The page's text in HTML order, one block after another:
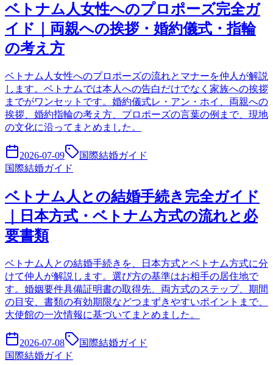
ベトナム人女性へのプロポーズ完全ガ
イド｜両親への挨拶・婚約儀式・指輪
の考え方
ベトナム人女性へのプロポーズの流れとマナーを仲人が解説
します。ベトナムでは本人への告白だけでなく家族への挨拶
までがワンセットです。婚約儀式レ・アン・ホイ、両親への
挨拶、婚約指輪の考え方、プロポーズの言葉の例まで、現地
の文化に沿ってまとめました。
2026-07-09
国際結婚ガイド
国際結婚ガイド
ベトナム人との結婚手続き完全ガイド
｜日本方式・ベトナム方式の流れと必
要書類
ベトナム人との結婚手続きを、日本方式とベトナム方式に分
けて仲人が解説します。選び方の基準はお相手の居住地で
す。婚姻要件具備証明書の取得先、両方式のステップ、期間
の目安、書類の有効期限などつまずきやすいポイントまで、
大使館の一次情報に基づいてまとめました。
2026-07-08
国際結婚ガイド
国際結婚ガイド